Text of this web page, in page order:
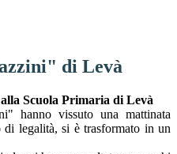
di Levà
Scuola Primaria di Levà
hanno vissuto una mattinata
legalità, si è trasformato in un